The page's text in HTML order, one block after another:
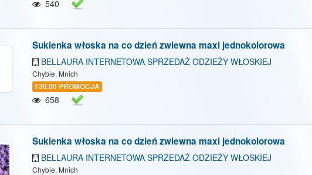
540
Sukienka włoska na co dzień zwiewna maxi jednokolorowa
BELLAURA INTERNETOWA SPRZEDAŻ ODZIEŻY WŁOSKIEJ
Chybie, Mnich
130.00 PROMOCJA
658
Sukienka włoska na co dzień zwiewna maxi jednokolorowa
BELLAURA INTERNETOWA SPRZEDAŻ ODZIEŻY WŁOSKIEJ
Chybie, Mnich